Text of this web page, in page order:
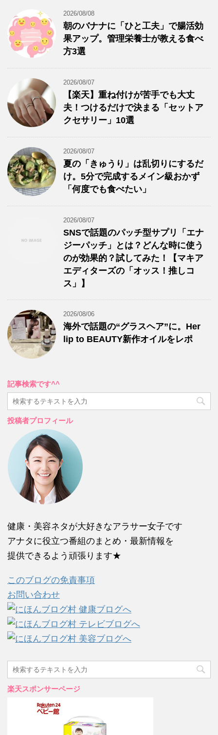
2026/08/08
朝のバナナに「ひと工夫」で腸活効
果アップ。管理栄養士が教える食べ
方3選
2026/08/07
【楽天】重ね付けが苦手でも大丈
夫！つけるだけで決まる「セットア
クセサリー」10選
2026/08/07
夏の「きゅうり」は乱切りにするだ
け。5分で完成するメイン級おかず
「何度でも食べたい」
2026/08/07
SNSで話題のパッチ型サプリ「エナ
ジーパッチ」とは？どんな時に使う
のが効果的？試してみた！【マキア
エディターズの「オッス！推しコ
ス」】
2026/08/06
海外で話題の“グラスヘア”に。Her
lip to BEAUTY新作オイルをレポ
記事検索です^^
投稿者プロフィール
健康・美容ネタが大好きなアラサー女子です
アナタに役立つ番組のまとめ・最新情報を
提供できるよう頑張ります★
このブログの免責事項
お問い合わせ
楽天スポンサーページ